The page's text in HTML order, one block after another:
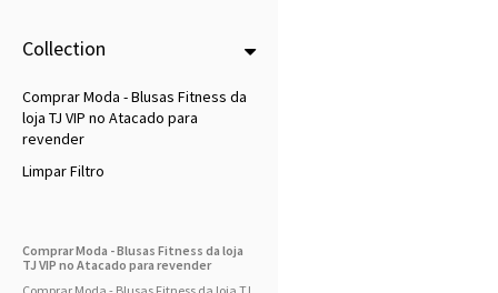
Collection
Comprar Moda - Blusas Fitness da
loja TJ VIP no Atacado para
revender
Limpar Filtro
Comprar Moda - Blusas Fitness da loja
TJ VIP no Atacado para revender